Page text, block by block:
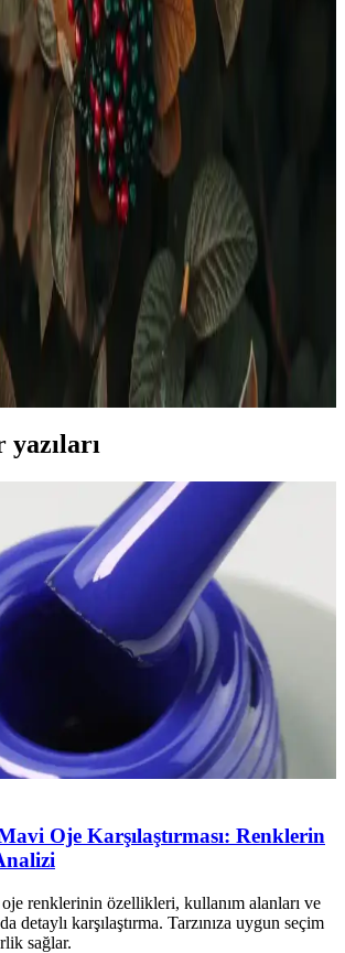
Tarak, hafif ve pratik tasarımıyla evde
sağlar, hacim ve dalga kazandırır,
uygun fiyatlıdır.
Oje Özellikleri ve Renk
Detaylı Bilgi
uzun süre dayanıklılık ve doğal görünüm
ve setler, evde uygulama kolaylığı sunar,
için ideal.
Oje Çıkarma Yöntemleri: Doğal ve
asetonsuz oje çıkarma tekniklerini
sirke ve diş macunu gibi malzemelerle
etmeden kolayca ojeyi çıkarabilirsiniz.
yazıları
Oje Karşılaştırması: Renklerin
renklerinin özellikleri, kullanım alanları ve
detaylı karşılaştırma. Tarzınıza uygun seçim
sağlar.